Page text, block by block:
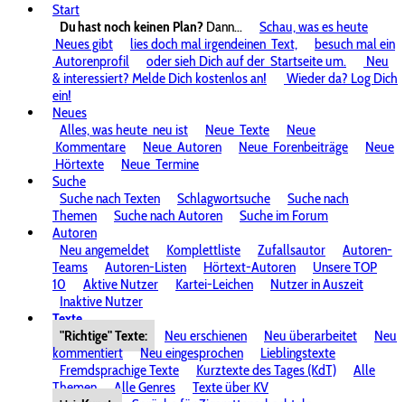
Start
Du hast noch keinen Plan? Dann...
Schau, was es heute
Neues gibt
lies doch mal irgendeinen Text,
besuch mal ein
Autorenprofil
oder sieh Dich auf der Startseite um.
Neu
& interessiert? Melde Dich kostenlos an!
Wieder da? Log Dich
ein!
Neues
Alles, was heute neu ist Neue Texte
Neue
Kommentare
Neue Autoren Neue Forenbeiträge
Neue
Hörtexte
Neue Termine
Suche
Suche nach Texten
Schlagwortsuche
Suche nach
Themen
Suche nach Autoren
Suche im Forum
Autoren
Neu angemeldet
Komplettliste Zufallsautor
Autoren-
Teams
Autoren-Listen Hörtext-Autoren
Unsere TOP
10
Aktive Nutzer Kartei-Leichen
Nutzer in Auszeit
Inaktive Nutzer
Texte
"Richtige" Texte:
Neu erschienen Neu überarbeitet
Neu
kommentiert
Neu eingesprochen
Lieblingstexte
Fremdsprachige Texte
Kurztexte des Tages (KdT)
Alle
Themen
Alle Genres Texte über KV